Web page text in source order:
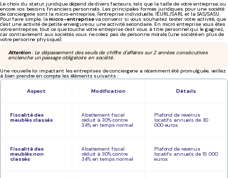
Le choix du statut juridique dépend de divers facteurs, tels que la taille de votre entreprise, ou
encore vos besoins financiers personnels. Les principales formes juridiques pour une société
de conciergerie sont la micro-entreprise, l'entreprise individuelle, l'EURL/SARL et la SAS/SASU.
Pour faire simple, lamicro-entrepriseva convenir si vous souhaitez tester votre activité, que
c'est une activité de petite envergure ou une activité secondaire. En micro entreprise vous êtes
votre entreprise, tout ce que touche votre entreprise c'est vous à titre personnel qui le gagnez,
car contrairement aux sociétés vous ne créez pas de personne morale (une société en plus de
votre personne physique).
Attention: Le dépassement des seuils de chiffre d'affaires sur 2 années consécutives
enclenche un passage obligatoire en société.
Une nouvelle loi impactant les entreprises de conciergerie a récemment été promulguée, veillez
à bien prendre en compte les éléments suivants :
Aspect Modification Détails
Fiscalité des
meublés classés
Abattement fiscal
réduit à 30% contre
34% en temps normal
Plafond de revenus
locatifs annuels de 30
000 euros
Fiscalité des
meublés non
classés
Abattement fiscal
réduit à 30% contre
34% en temps normal
Plafond de revenus
locatifs annuels de 15 000
euros